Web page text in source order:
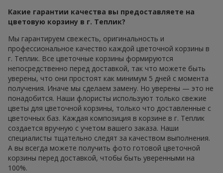
Какие гарантии качества вы предоставляете на
цветовую корзину в г. Теплик?
Мы гарантируем свежесть, оригинальность и
профессиональное качество каждой цветочной корзины в
г. Теплик. Все цветочные корзины формируются
непосредственно перед доставкой, так что можете быть
уверены, что они простоят как минимум 5 дней с момента
получения. Иначе мы сделаем замену. Но уверены — это не
понадобится. Наши флористы используют только свежие
цветы для цветочной корзины, только что доставленные с
цветочных баз. Каждая композиция в корзине в г. Теплик
создается вручную с учетом вашего заказа. Наши
специалисты тщательно следят за качеством выполнения.
А вы всегда можете получить фото готовой цветочной
корзины перед доставкой, чтобы быть уверенными на
100%.